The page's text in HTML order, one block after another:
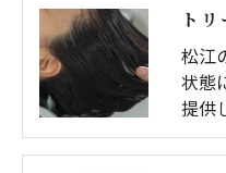
トリ
松江
状態
提供